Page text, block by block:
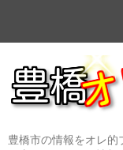
豊橋市の情報をオレ的